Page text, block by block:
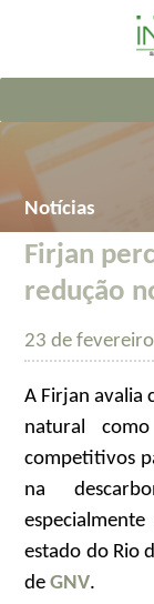
Notícias
Firjan
redução
23 de
A Firjan avalia
natural
competitivos
na
estado do Rio
deGNV.